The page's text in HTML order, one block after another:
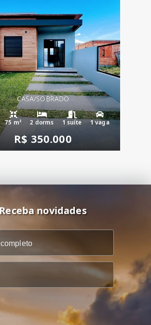
CASA/SOBRADO
75 m² 2 dorms 1 suíte 1 vaga
R$ 350.000
Receba novidades